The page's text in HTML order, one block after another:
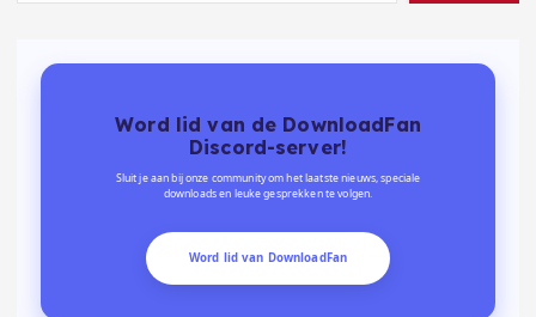
Word lid van de DownloadFan
Discord-server!
Sluit je aan bij onze community om het laatste nieuws, speciale
downloads en leuke gesprekken te volgen.
Word lid van DownloadFan